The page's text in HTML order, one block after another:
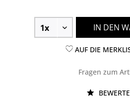
IN DEN
AUF DIE
Fragen zum